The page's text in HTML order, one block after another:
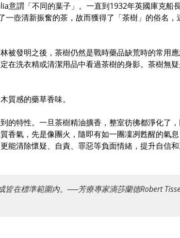
謂「不同的葉子」。一直到1932年英國庫克船
壺清新振奮的茶，故而獲得了「茶樹」的俗名，
被發明之後，茶樹仍然是戰時藥品缺荒時的常用
在洗衣精或清潔用品中看過茶樹的身影。茶樹無
質感的藥草香味。
的特性。一旦茶樹精油擴香，整室彷彿都淨化了
香氣，先是像團火，隨即有如一團凜冽甦醒的氣
能清除懷疑、自責、罪惡等負面情緒，提升自信
皆在標準範圍內。──芳療專家滴莎蘭德Robert